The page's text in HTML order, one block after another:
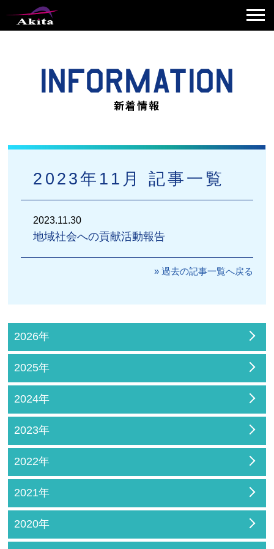
2023年11月 記事一覧
2023.11.30
地域社会への貢献活動報告
» 過去の記事一覧へ戻る
2026年
2025年
2024年
2023年
2022年
2021年
2020年